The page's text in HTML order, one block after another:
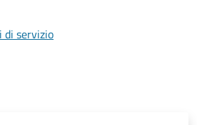
di servizio